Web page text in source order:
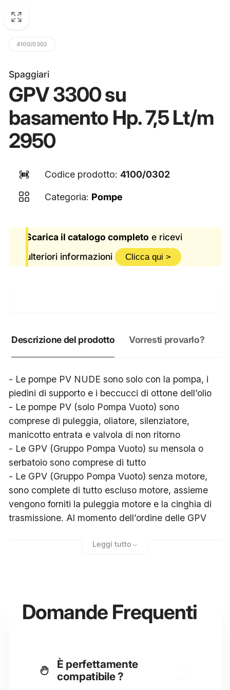
4100/0302
Spaggiari
GPV 3300 su
basamento Hp. 7,5 Lt/m
2950
Codice prodotto: 4100/0302
Categoria: Pompe
Scarica il catalogo completo e ricevi
ulteriori informazioni
Clicca qui >
Descrizione del prodotto Vorresti provarlo?
- Le pompe PV NUDE sono solo con la pompa, i
piedini di supporto e i beccucci di ottone dell’olio
- Le pompe PV (solo Pompa Vuoto) sono
comprese di puleggia, oliatore, silenziatore,
manicotto entrata e valvola di non ritorno
- Le GPV (Gruppo Pompa Vuoto) su mensola o
serbatoio sono comprese di tutto
- Le GPV (Gruppo Pompa Vuoto) senza motore,
sono complete di tutto escluso motore, assieme
vengono forniti la puleggia motore e la cinghia di
trasmissione. Al momento dell’ordine delle GPV
che si andrà ad installare, per fornire la giusta
caldo. Le pompe sono montate su mensole
- Tutte le pompe del vuoto sono a norma CEE e
vengono corredate di un manuale d’uso che
troverete all’interno della macchina
Leggi tutto
Domande Frequenti
È perfettamente
compatibile ?